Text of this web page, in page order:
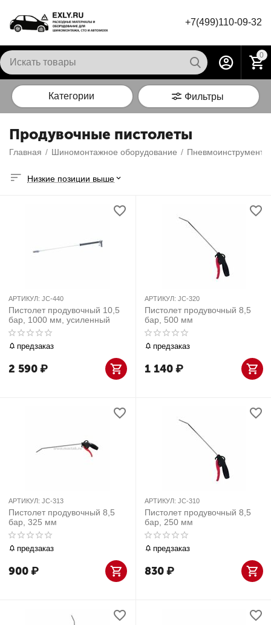
+7(499)110-09-32
0
Категории Фильтры
Продувочные пистолеты
Главная / Шиномонтажное оборудование / Пневмоинструмент
Низкие позиции выше
АРТИКУЛ: JC-440
Пистолет продувочный 10,5
бар, 1000 мм, усиленный
предзаказ
2 590₽
АРТИКУЛ: JC-320
Пистолет продувочный 8,5
бар, 500 мм
предзаказ
1 140₽
АРТИКУЛ: JC-313
Пистолет продувочный 8,5
бар, 325 мм
предзаказ
900₽
АРТИКУЛ: JC-310
Пистолет продувочный 8,5
бар, 250 мм
предзаказ
830₽